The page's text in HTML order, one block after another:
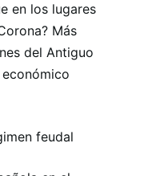
en los lugares
Más
del Antiguo
feudal